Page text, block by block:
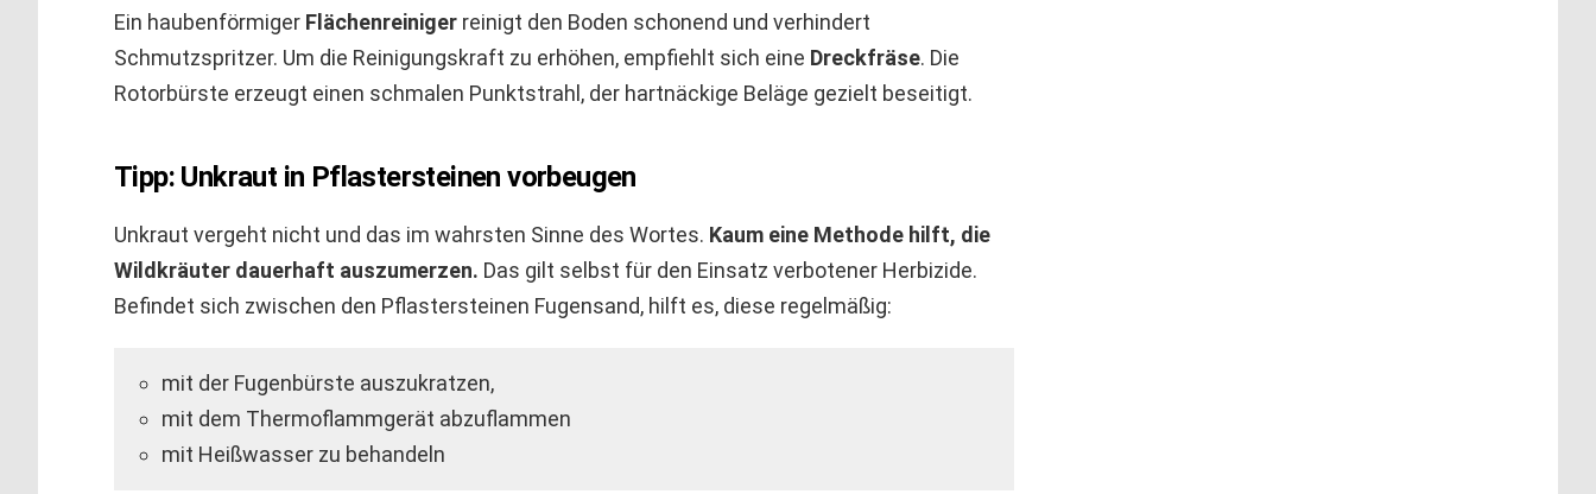
Ein haubenförmiger Flächenreiniger reinigt den Boden schonend und verhindert
Schmutzspritzer. Um die Reinigungskraft zu erhöhen, empfiehlt sich eine Dreckfräse. Die
Rotorbürste erzeugt einen schmalen Punktstrahl, der hartnäckige Beläge gezielt beseitigt.
Tipp: Unkraut in Pflastersteinen vorbeugen
Unkraut vergeht nicht und das im wahrsten Sinne des Wortes. Kaum eine Methode hilft, die
Wildkräuter dauerhaft auszumerzen. Das gilt selbst für den Einsatz verbotener Herbizide.
Befindet sich zwischen den Pflastersteinen Fugensand, hilft es, diese regelmäßig:
mit der Fugenbürste auszukratzen,
mit dem Thermoflammgerät abzuflammen
mit Heißwasser zu behandeln